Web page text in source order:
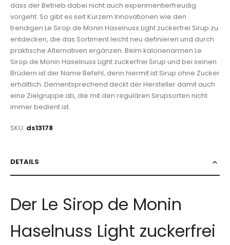
dass der Betrieb dabei nicht auch experimentierfreudig
vorgeht. So gibt es seit Kurzem Innovationen wie den
trendigen Le Sirop de Monin Haselnuss Light zuckerfrei Sirup zu
entdecken, die das Sortiment leicht neu definieren und durch
praktische Alternativen ergänzen. Beim kalorienarmen Le
Sirop de Monin Haselnuss Light zuckerfrei Sirup und bei seinen
Brüdern ist der Name Befehl, denn hiermit ist Sirup ohne Zucker
erhältlich. Dementsprechend deckt der Hersteller damit auch
eine Zielgruppe ab, die mit den regulären Sirupsorten nicht
immer bedient ist.
SKU ds13178
DETAILS
Der Le Sirop de Monin
Haselnuss Light zuckerfrei